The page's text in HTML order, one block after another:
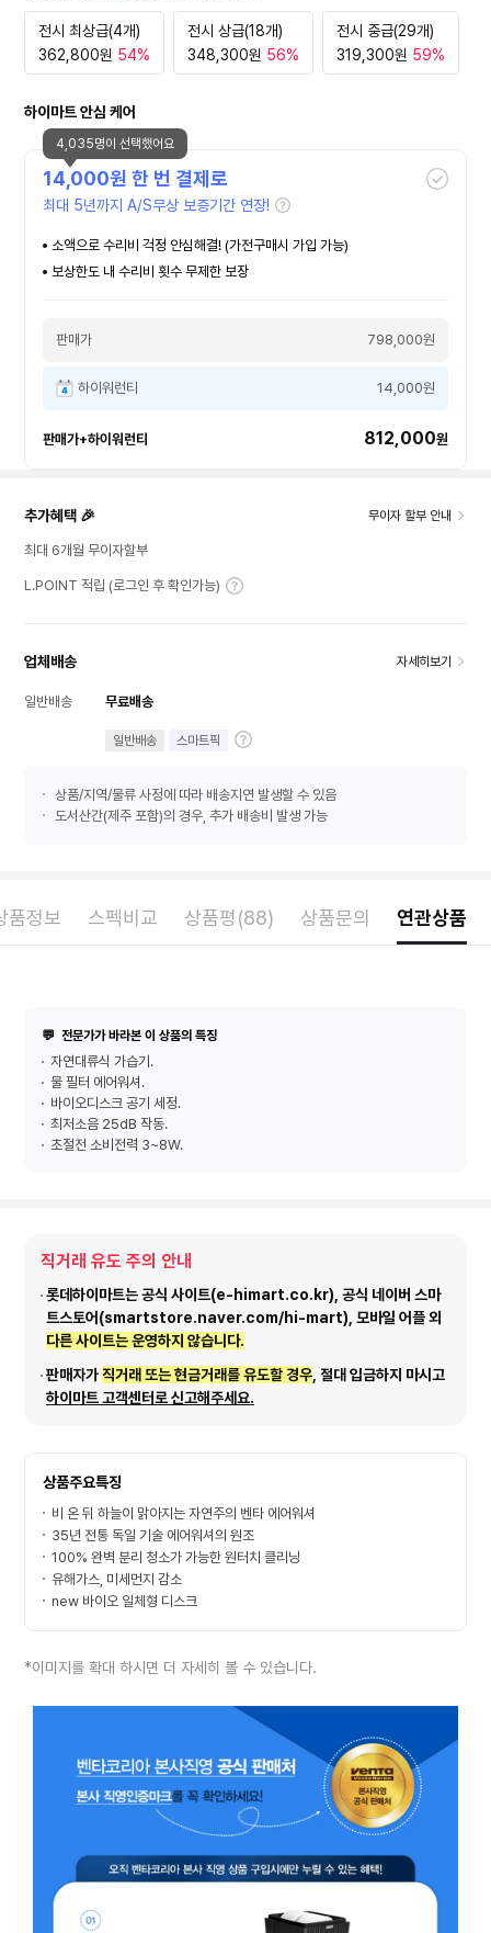
전시 최상급(4개)
362,800원 54%
전시 상급(18개)
348,300원 56%
전시 중급(29개)
319,300원 59%
하이마트 안심 케어
14,000원 한 번 결제로
최대 5년까지 A/S무상 보증기간 연장!
소액으로 수리비 걱정 안심해결! (가전구매시 가입 가능)
보상한도 내 수리비 횟수 무제한 보장
판매가 798,000원
하이워런티 14,000원
판매가+하이워런티 812,000원
4,035명이 선택했어요
추가혜택 🎉 무이자 할부 안내
최대 6개월 무이자할부
L.POINT 적립 (로그인 후 확인가능)
업체배송 자세히보기
일반배송 무료배송
일반배송 스마트픽
상품/지역/물류 사정에 따라 배송지연 발생할 수 있음
도서산간(제주 포함)의 경우, 추가 배송비 발생 가능
품정보 스펙비교 상품평(88) 상품문의 연관상품
💬 전문가가 바라본 이 상품의 특징
자연대류식 가습기.
물 필터 에어워셔.
바이오디스크 공기 세정.
최저소음 25dB 작동.
초절전 소비전력 3~8W.
직거래 유도 주의 안내
롯데하이마트는 공식 사이트(e-himart.co.kr), 공식 네이버 스마
트스토어(smartstore.naver.com/hi-mart), 모바일 어플 외
다른 사이트는 운영하지 않습니다.
판매자가직거래 또는 현금거래를 유도할 경우 , 절대 입금하지 마시고
하이마트 고객센터로 신고해주세요.
상품주요특징
비 온 뒤 하늘이 맑아지는 자연주의 벤타 에어워셔
35년 전통 독일 기술 에어워셔의 원조
100% 완벽 분리 청소가 가능한 원터치 클리닝
유해가스, 미세먼지 감소
new 바이오 일체형 디스크
*이미지를 확대 하시면 더 자세히 볼 수 있습니다.